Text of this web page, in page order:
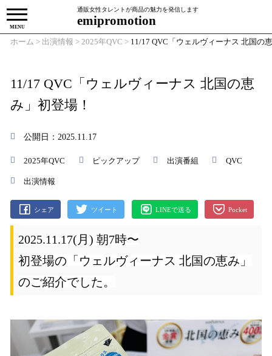
通販女性タレントが商品の魅力を発信します
emipromotion
MENU
ホーム > 出演情報 > 2025年QVC > 11/17 QVC「ウェルヴィーナス 北国の
11/17 QVC「ウェルヴィーナス 北国の恵
み」初登場！
公開日 ：2025.11.17
2025年QVC ピックアップ 出演番組 QVC
出演情報
シェア ツイート LINEで送る Pocket
2025.11.17(月) 朝7時〜
初登場の「ウェルヴィーナス 北国の恵み」
のご紹介でした。